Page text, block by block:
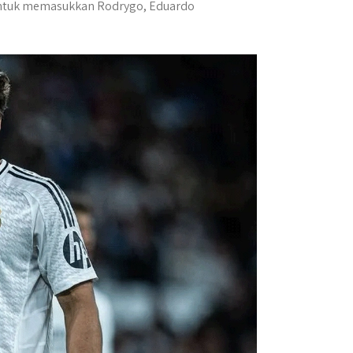
memasukkan Rodrygo, Eduardo